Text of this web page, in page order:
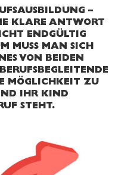
–
KLARE ANTWORT
ENDGÜLTIG
MUSS MAN SICH
VON BEIDEN
MÖGLICHKEIT ZU
IHR KIND
STEHT.